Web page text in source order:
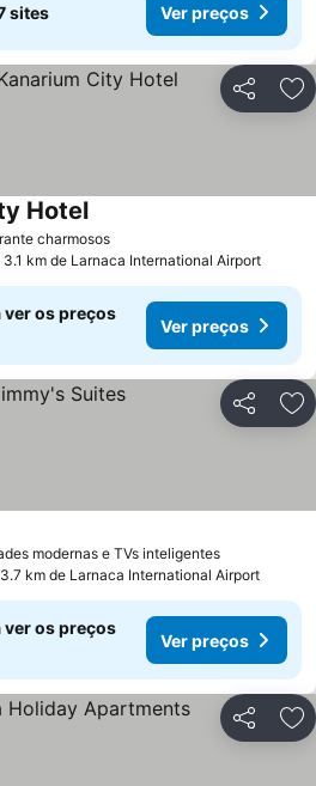
sites Ver preços
Partilhar
charmososVer preços
HotelVer preços
3.1 km de Larnaca International Airport
ver os preços
Ver preços
Partilhar
modernas e TVs inteligentesVer preços
km de Larnaca International Airport
ver os preços
Ver preços
Partilhar